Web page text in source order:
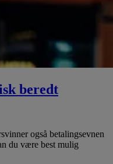
beredt
også betalingsevnen
du være best mulig